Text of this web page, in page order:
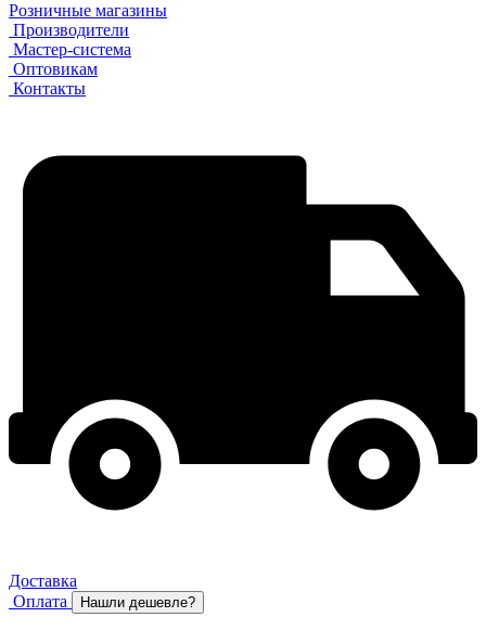
Розничные магазины
Производители
Мастер-система
Оптовикам
Контакты
Доставка
Оплата
Нашли дешевле?